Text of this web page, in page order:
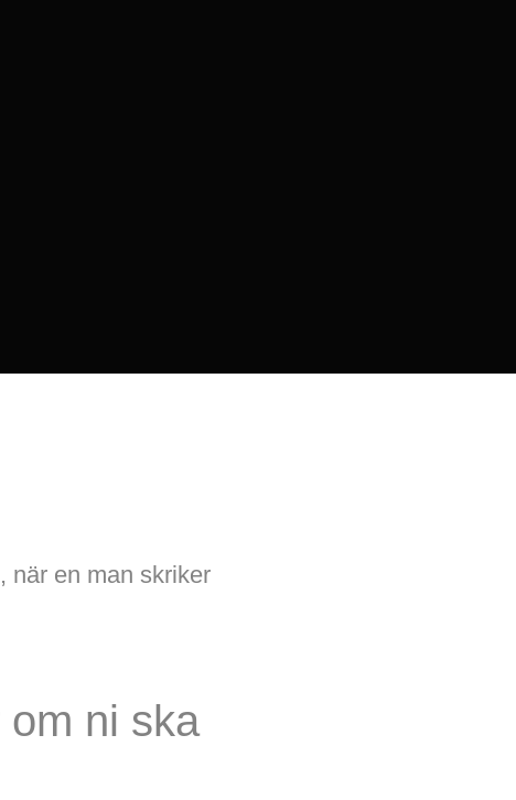
när en man skriker
om ni ska